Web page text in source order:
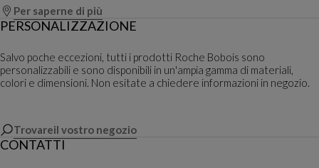
Per saperne di più
PERSONALIZZAZIONE
Salvo poche eccezioni, tutti i prodotti Roche Bobois sono
personalizzabili e sono disponibili in un'ampia gamma di materiali,
colori e dimensioni. Non esitate a chiedere informazioni in negozio.
Trovareil vostro negozio
CONTATTI